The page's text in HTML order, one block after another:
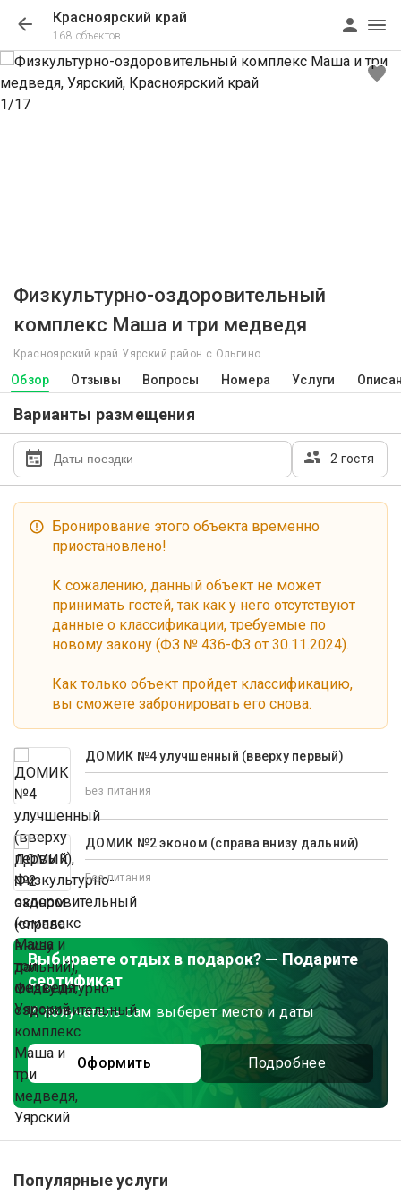
Красноярский край
168 объектов
1/17
Физкультурно-оздоровительный
комплекс Маша и три медведя
Красноярский край Уярский район с.Ольгино
Обзор Отзывы Вопросы Номера Услуги
Варианты размещения
2 гостя
Бронирование этого объекта временно
приостановлено!
К сожалению, данный объект не может
принимать гостей, так как у него отсутствуют
данные о классификации, требуемые по
новому закону (ФЗ № 436-ФЗ от 30.11.2024).
Как только объект пройдет классификацию,
вы сможете забронировать его снова.
ДОМИК №4 улучшенный (вверху первый)
Без питания
ДОМИК №2 эконом (справа внизу дальний)
Без питания
Выбираете отдых в подарок? — Подарите
сертификат
И получатель сам выберет место и даты
Оформить Подробнее
Популярные услуги